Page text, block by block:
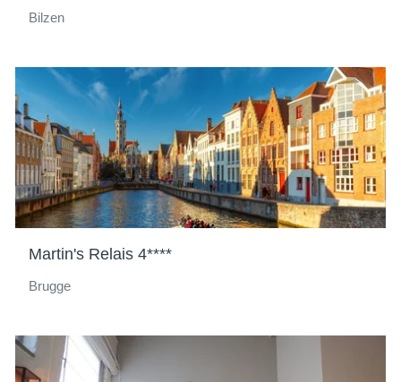
Bilzen
Martin's Relais 4****
Brugge